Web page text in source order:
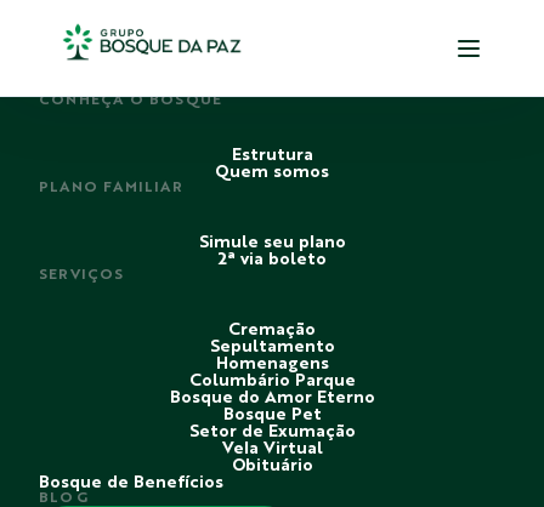
CONHEÇA O BOSQUE
Estrutura
Quem somos
PLANO FAMILIAR
Simule seu plano
2ª via boleto
SERVIÇOS
Cremação
Sepultamento
Homenagens
Columbário Parque
Bosque do Amor Eterno
Bosque Pet
Setor de Exumação
Vela Virtual
Obituário
Bosque de Benefícios
BLOG